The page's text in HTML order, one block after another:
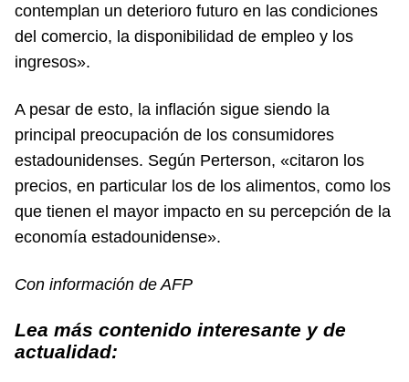
contemplan un deterioro futuro en las condiciones
del comercio, la disponibilidad de empleo y los
ingresos».
A pesar de esto, la inflación sigue siendo la
principal preocupación de los consumidores
estadounidenses. Según Perterson, «citaron los
precios, en particular los de los alimentos, como los
que tienen el mayor impacto en su percepción de la
economía estadounidense».
Con información de AFP
Lea más contenido interesante y de
actualidad: